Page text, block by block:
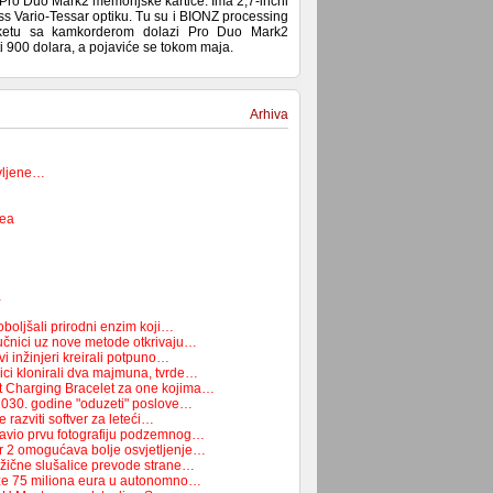
Vario-Tessar optiku. Tu su i BIONZ processing
sa kamkorderom dolazi Pro Duo Mark2
900 dolara, a pojaviće se tokom maja.
Arhiva
prirodni enzim koji…
uz nove metode otkrivaju…
inžinjeri kreirali potpuno…
klonirali dva majmuna, tvrde…
Charging Bracelet za one kojima…
godine "oduzeti" poslove…
razviti softver za leteći…
prvu fotografiju podzemnog…
2 omogućava bolje osvjetljenje…
slušalice prevode strane…
75 miliona eura u autonomno…